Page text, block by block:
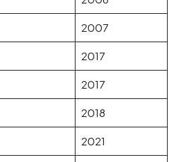
2007
2017
2017
2018
2021